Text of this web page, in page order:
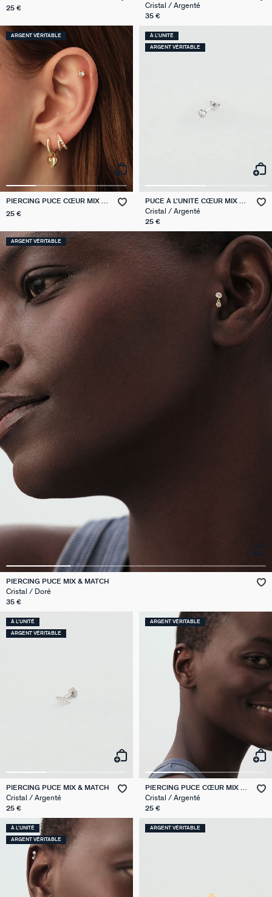
25 €
Cristal / Argenté
35 €
ARGENT VÉRITABLE
PIERCING PUCE CŒUR MIX &
25 €
À L'UNITÉ
ARGENT VÉRITABLE
PUCE À L'UNITÉ CŒUR MIX &
MATCH
Cristal / Argenté
25 €
ARGENT VÉRITABLE
PIERCING PUCE MIX & MATCH
Cristal / Doré
35 €
À L'UNITÉ
ARGENT VÉRITABLE
PIERCING PUCE MIX & MATCH
Cristal / Argenté
25 €
ARGENT VÉRITABLE
PIERCING PUCE CŒUR MIX &
MATCH
Cristal / Argenté
25 €
À L'UNITÉ
ARGENT VÉRITABLE
ARGENT VÉRITABLE